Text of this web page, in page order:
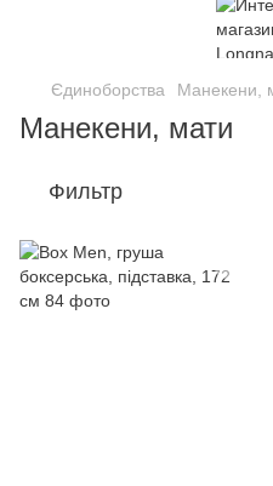
Єдиноборства Манекени,
Манекени, мати
Фильтр